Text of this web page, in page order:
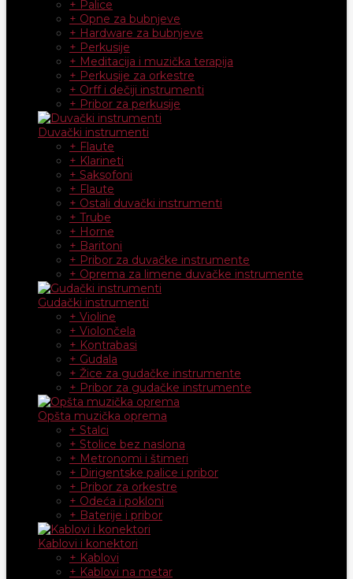
+ Palice
+ Opne za bubnjeve
+ Hardware za bubnjeve
+ Perkusije
+ Meditacija i muzička terapija
+ Perkusije za orkestre
+ Orff i dečiji instrumenti
+ Pribor za perkusije
Duvački instrumenti
+ Flaute
+ Klarineti
+ Saksofoni
+ Flaute
+ Ostali duvački instrumenti
+ Trube
+ Horne
+ Baritoni
+ Pribor za duvačke instrumente
+ Oprema za limene duvačke instrumente
Gudački instrumenti
+ Violine
+ Violončela
+ Kontrabasi
+ Gudala
+ Žice za gudačke instrumente
+ Pribor za gudačke instrumente
Opšta muzička oprema
+ Stalci
+ Stolice bez naslona
+ Metronomi i štimeri
+ Dirigentske palice i pribor
+ Pribor za orkestre
+ Odeća i pokloni
+ Baterije i pribor
Kablovi i konektori
+ Kablovi
+ Kablovi na metar